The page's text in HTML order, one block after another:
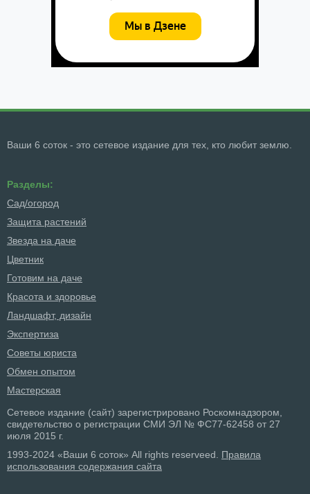
Ваши 6 соток - это сетевое издание для тех, кто любит землю.
Разделы:
Сад/огород
Защита растений
Звезда на даче
Цветник
Готовим на даче
Красота и здоровье
Ландшафт, дизайн
Экспертиза
Советы юриста
Обмен опытом
Мастерская
Сетевое издание (сайт) зарегистрировано Роскомнадзором,
свидетельство о регистрации СМИ ЭЛ № ФС77-62458 от 27
июля 2015 г.
1993-2024 «Ваши 6 соток» All rights reserveed. Правила
использования содержания сайта